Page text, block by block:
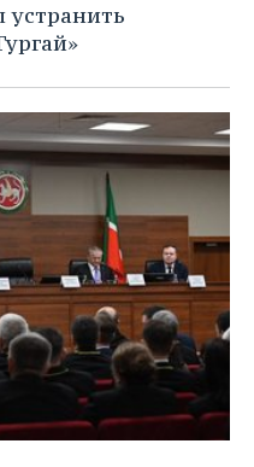
устранить